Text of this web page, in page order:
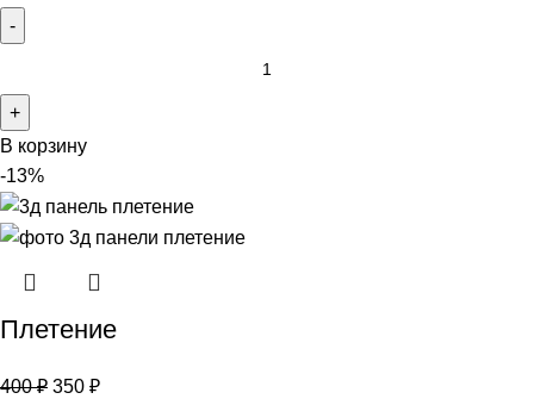
В корзину
-13%
Плетение
400₽ 350 ₽